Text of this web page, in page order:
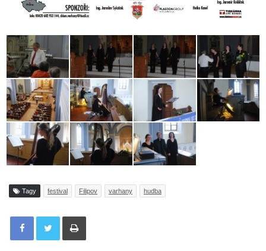
Tagy festival Filipov varhany hudba
Tisknout